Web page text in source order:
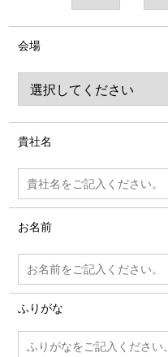
会場
貴社名
お名前
ふりがな